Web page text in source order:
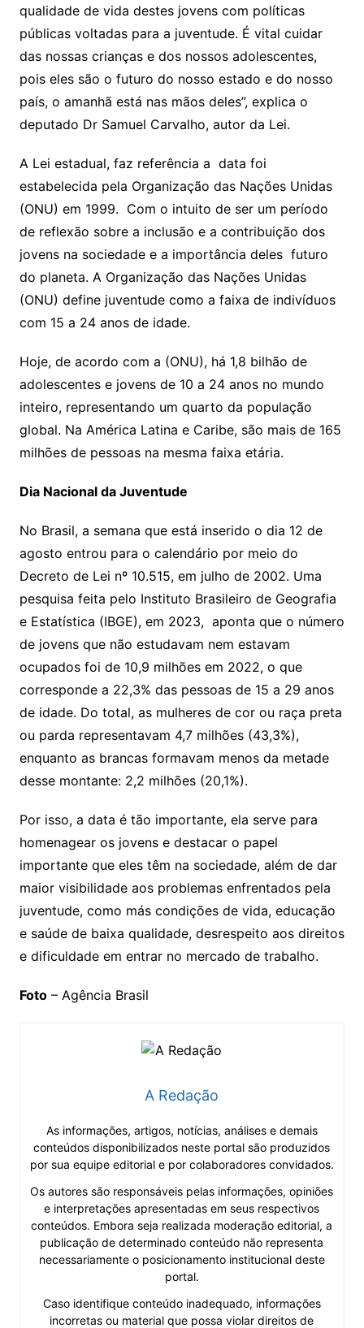
qualidade de vida destes jovens com políticas
públicas voltadas para a juventude. É vital cuidar
das nossas crianças e dos nossos adolescentes,
pois eles são o futuro do nosso estado e do nosso
país, o amanhã está nas mãos deles”, explica o
deputado Dr Samuel Carvalho, autor da Lei.
A Lei estadual, faz referência a data foi
estabelecida pela Organização das Nações Unidas
(ONU) em 1999. Com o intuito de ser um período
de reflexão sobre a inclusão e a contribuição dos
jovens na sociedade e a importância deles futuro
do planeta. A Organização das Nações Unidas
(ONU) define juventude como a faixa de indivíduos
com 15 a 24 anos de idade.
Hoje, de acordo com a (ONU), há 1,8 bilhão de
adolescentes e jovens de 10 a 24 anos no mundo
inteiro, representando um quarto da população
global. Na América Latina e Caribe, são mais de 165
milhões de pessoas na mesma faixa etária.
Dia Nacional da Juventude
No Brasil, a semana que está inserido o dia 12 de
agosto entrou para o calendário por meio do
Decreto de Lei nº 10.515, em julho de 2002. Uma
pesquisa feita pelo Instituto Brasileiro de Geografia
e Estatística (IBGE), em 2023, aponta que o número
de jovens que não estudavam nem estavam
ocupados foi de 10,9 milhões em 2022, o que
corresponde a 22,3% das pessoas de 15 a 29 anos
de idade. Do total, as mulheres de cor ou raça preta
ou parda representavam 4,7 milhões (43,3%),
enquanto as brancas formavam menos da metade
desse montante: 2,2 milhões (20,1%).
Por isso, a data é tão importante, ela serve para
homenagear os jovens e destacar o papel
importante que eles têm na sociedade, além de dar
maior visibilidade aos problemas enfrentados pela
juventude, como más condições de vida, educação
e saúde de baixa qualidade, desrespeito aos direitos
e dificuldade em entrar no mercado de trabalho.
Foto– Agência Brasil
A Redação
As informações, artigos, notícias, análises e demais
conteúdos disponibilizados neste portal são produzidos
por sua equipe editorial e por colaboradores convidados.
Os autores são responsáveis pelas informações, opiniões
e interpretações apresentadas em seus respectivos
conteúdos. Embora seja realizada moderação editorial, a
publicação de determinado conteúdo não representa
necessariamente o posicionamento institucional deste
portal.
Caso identifique conteúdo inadequado, informações
incorretas ou material que possa violar direitos de